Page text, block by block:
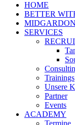
HOME
BETTER
SERVICES
Trainings
Unsere
Partner
Events
ACADEMY
Termine